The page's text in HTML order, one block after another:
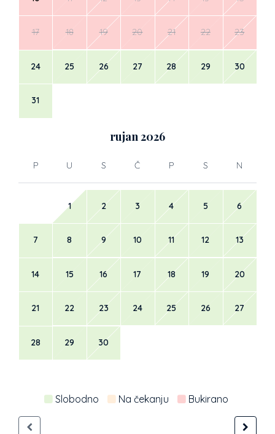
17 18 19 20 21 22 23
24 25 26 27 28 29 30
31
rujan 2026
P U S Č P S N
1 2 3 4 5 6
7 8 9 10 11 12 13
14 15 16 17 18 19 20
21 22 23 24 25 26 27
28 29 30
Slobodno Na čekanju Bukirano